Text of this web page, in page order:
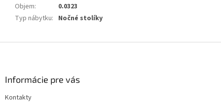
Objem:
0.0323
Typ nábytku: Nočné stolíky
Informácie pre vás
Kontakty